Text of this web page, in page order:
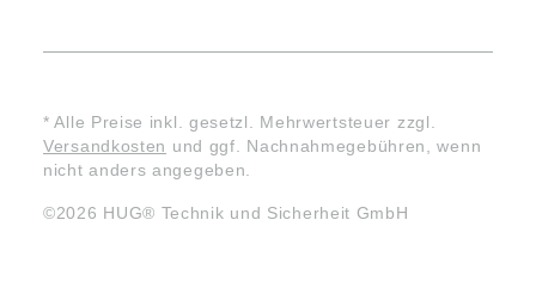
* Alle Preise inkl. gesetzl. Mehrwertsteuer zzgl.
Versandkosten und ggf. Nachnahmegebühren, wenn
nicht anders angegeben.
©2026 HUG® Technik und Sicherheit GmbH